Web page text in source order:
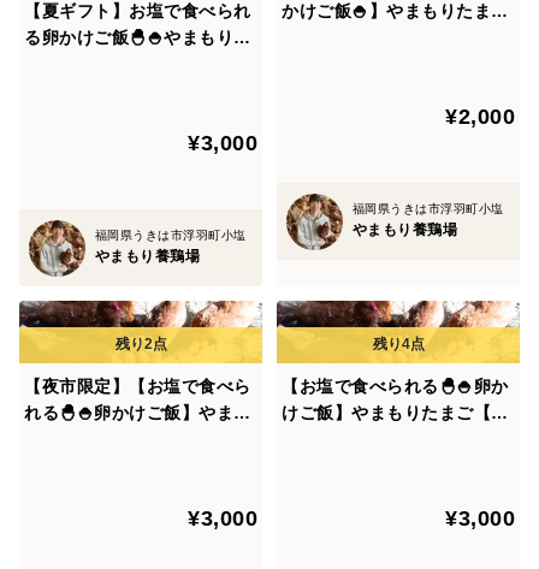
山もりたまごは安心安全を『真剣に』考えた結果 1日500
その５つのこだわりポイントをお伝えいたします♪
平飼いとはひろびろとした小屋の中で飼育する方式の飼
い方です。
日本で５％しかいません。
自由に動き回れる環境を作ることで鶏自体が健康に育ち
ます。
◆こだわりポイント②：えさ◆遺伝子組え飼料は一切不
【夏ギフト】お塩で食べられ
る卵かけご飯🐣🍚やまもりた
¥3,000
福岡県うきは市浮羽町小塩
やまもり養鶏場
かけご飯🍚】やまもりたまご
¥2,000
福岡県うきは市浮羽町小塩
やまもり養鶏場
【夜市限定】【お塩で食べら
れる🐣🍚卵かけご飯】やまも
¥3,000
【お塩で食べられる🐣🍚卵か
けご飯】やまもりたまご【30
¥3,000